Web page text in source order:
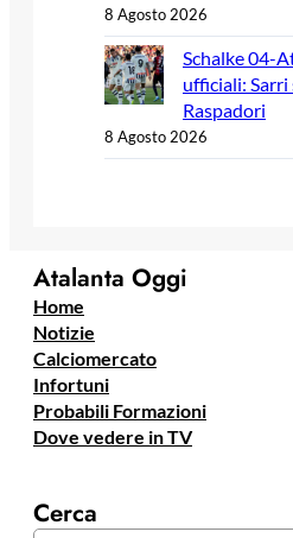
8 Agosto 2026
Schalke 04-
ufficiali: Sarri
Raspadori
8 Agosto 2026
Atalanta Oggi
Home
Notizie
Calciomercato
Infortuni
Probabili Formazioni
Dove vedere in TV
Cerca